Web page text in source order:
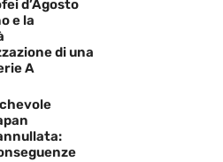
d’Agosto
e la
di una
A